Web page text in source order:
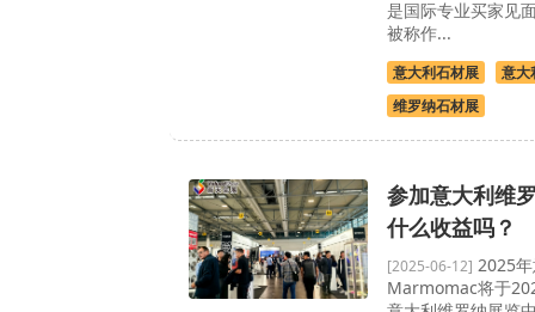
是国际专业买家见
被称作...
意大利石材展
意大
维罗纳石材展
参加意大利维
什么收益吗？
[2025-06-12] 2025
Marmomac将于